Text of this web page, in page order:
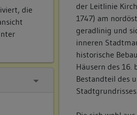
die
der Leitlinie
1747) am
geradlinig und
inneren
historische
Häusern des 16.
Bestandteil des
Stadtgrundrisses.